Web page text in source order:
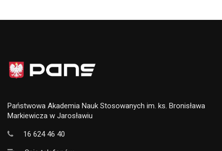
Państwowa Akademia Nauk Stosowanych im. ks. Bronisława
Markiewicza w Jarosławiu
16 624 46 40